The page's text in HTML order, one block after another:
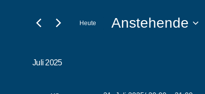
und
Ansichten,
Suche
Schlüsselwort.
Heute Anstehende
Juli 2025